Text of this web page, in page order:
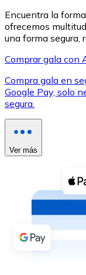
XRP
XRP
Ver todo
Compra
Comprar
Transferencia
Encuentra la
ofrecemos
una forma segura,
Comprar gala con
Compra gala en
Google Pay, solo
segura.
Ver más